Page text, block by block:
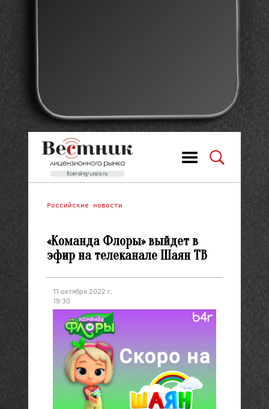
Российские новости
«Команда Флоры» выйдет в
эфир на телеканале Шаян ТВ
11 октября 2022 г.
19:30